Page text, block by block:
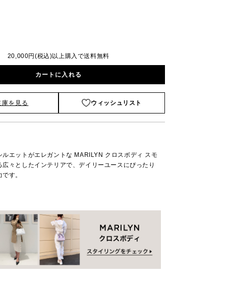
20,000円(税込)以上購入で送料無料
カートに入れる
庫を見る ウィッシュリスト
ルエットがエレガントな MARILYN クロスボディ スモ
広々としたインテリアで、デイリーユースにぴったり
す。